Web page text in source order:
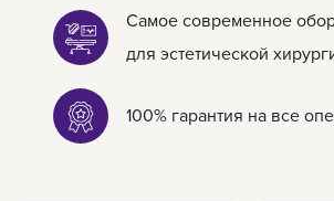
Самое современное
для эстетической
100% гарантия на все